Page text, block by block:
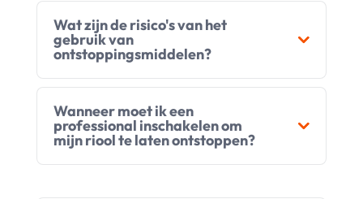
Wat zijn de risico's van het
gebruik van
ontstoppingsmiddelen?
Wanneer moet ik een
professional inschakelen om
mijn riool te laten ontstoppen?